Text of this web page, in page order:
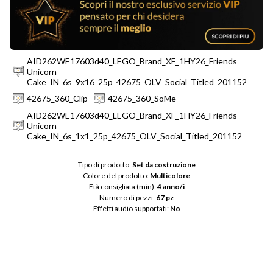
AID262WE17603d40_LEGO_Brand_XF_1HY26_Friends
Unicorn
Cake_IN_6s_9x16_25p_42675_OLV_Social_Titled_201152
42675_360_Clip
42675_360_SoMe
AID262WE17603d40_LEGO_Brand_XF_1HY26_Friends
Unicorn
Cake_IN_6s_1x1_25p_42675_OLV_Social_Titled_201152
Tipo di prodotto: Set da costruzione
Colore del prodotto: Multicolore
Età consigliata (min): 4 anno/i
Numero di pezzi: 67 pz
Effetti audio supportati: No